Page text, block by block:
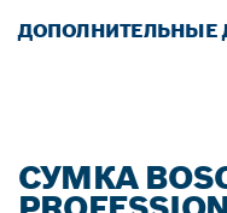
ДОПОЛНИТЕЛЬНЫЕ
СУМКА